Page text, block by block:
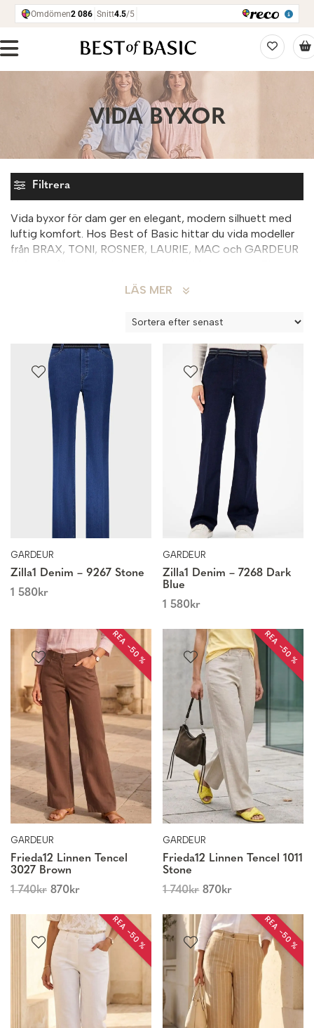
VIDA BYXOR
Filtrera
Vida byxor för dam ger en elegant, modern silhuett med
luftig komfort. Hos Best of Basic hittar du vida modeller
från BRAX, TONI, ROSNER, LAURIE, MAC och GARDEUR
Vida byxor är lika stilfulla till vardag som till fest och
LÄS MER
GARDEUR
Zilla1 Denim – 9267 Stone
1 580kr
GARDEUR
Zilla1 Denim – 7268 Dark
Blue
1 580kr
REA −50 %
GARDEUR
Frieda12 Linnen Tencel
3027 Brown
1 740kr 870kr
REA −50 %
GARDEUR
Frieda12 Linnen Tencel 1011
Stone
1 740kr 870kr
REA −50 % REA −50 %